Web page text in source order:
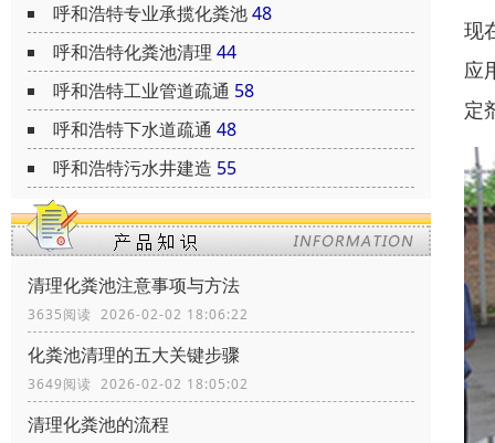
呼和浩特专业承揽化粪池48
呼和浩特化粪池清理 44
呼和浩特工业管道疏通 58
呼和浩特下水道疏通 48
呼和浩特污水井建造 55
清理化粪池注意事项与方法
3635阅读 2026-02-02 18:06:22
化粪池清理的五大关键步骤
3649阅读 2026-02-02 18:05:02
清理化粪池的流程
现
应
定